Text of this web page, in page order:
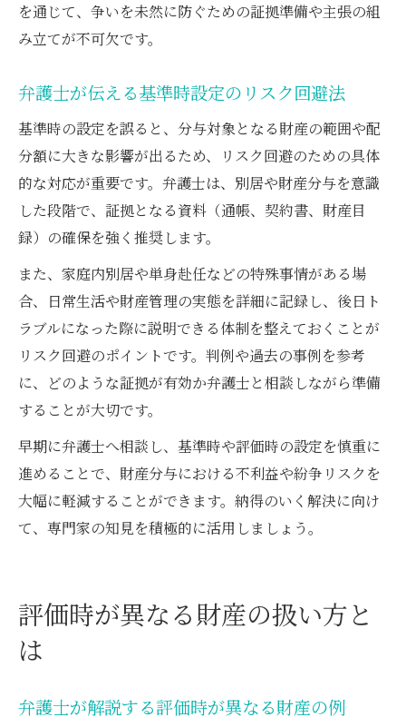
を通じて、争いを未然に防ぐための証拠準備や主張の組
み立てが不可欠です。
弁護士が伝える基準時設定のリスク回避法
基準時の設定を誤ると、分与対象となる財産の範囲や配
分額に大きな影響が出るため、リスク回避のための具体
的な対応が重要です。弁護士は、別居や財産分与を意識
した段階で、証拠となる資料（通帳、契約書、財産目
録）の確保を強く推奨します。
また、家庭内別居や単身赴任などの特殊事情がある場
合、日常生活や財産管理の実態を詳細に記録し、後日ト
ラブルになった際に説明できる体制を整えておくことが
リスク回避のポイントです。判例や過去の事例を参考
に、どのような証拠が有効か弁護士と相談しながら準備
することが大切です。
早期に弁護士へ相談し、基準時や評価時の設定を慎重に
進めることで、財産分与における不利益や紛争リスクを
大幅に軽減することができます。納得のいく解決に向け
て、専門家の知見を積極的に活用しましょう。
評価時が異なる財産の扱い方と
は
弁護士が解説する評価時が異なる財産の例